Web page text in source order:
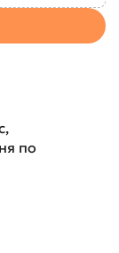
по